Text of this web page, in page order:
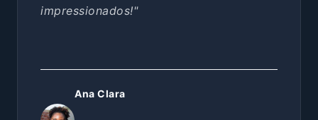
impressionados!"
Ana Clara